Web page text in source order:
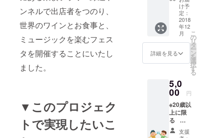
ンネルで出店者をつのり、
世界のワインとお食事と、
ミュージックを楽むフェス
タを開催することにいたし
ました。
▼このプロジェク
トで実現したいこ
受け
取った
外国人
(5人分)
へ任意
のメッ
セージ
をお渡
ししま
・当日
会場の
様子を
動画、
写真で
お送り
しま
け予
定：
2018
年12
月
詳細を見る
こ
の
リ
タ
ー
ン
を
選
択
す
る
5,0
00 円
※20歳以
上に限
る ・
当日配
布パン
支援